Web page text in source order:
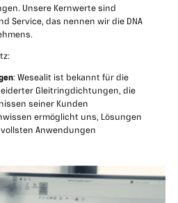
Unsere Kernwerte sind
Service, das nennen wir die DNA
: Wesealit ist bekannt für die
Gleitringdichtungen, die
seiner Kunden
ermöglicht uns, Lösungen
Anwendungen